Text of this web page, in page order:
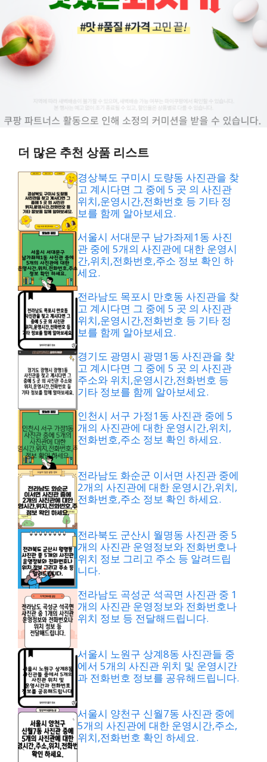
더 많은 추천 상품 리스트
경상북도 구미시 도량동 사진관을 찾
고 계시다면 그 중에 5 곳 의 사진관
위치,운영시간,전화번호 등 기타 정
보를 함께 알아보세요.
서울시 서대문구 남가좌제1동 사진
관 중에 5개의 사진관에 대한 운영시
간,위치,전화번호,주소 정보 확인 하
세요.
전라남도 목포시 만호동 사진관을 찾
고 계시다면 그 중에 5 곳 의 사진관
위치,운영시간,전화번호 등 기타 정
보를 함께 알아보세요.
경기도 광명시 광명1동 사진관을 찾
고 계시다면 그 중에 5 곳 의 사진관
주소와 위치,운영시간,전화번호 등
기타 정보를 함께 알아보세요.
인천시 서구 가정1동 사진관 중에 5
개의 사진관에 대한 운영시간,위치,
전화번호,주소 정보 확인 하세요.
전라남도 화순군 이서면 사진관 중에
2개의 사진관에 대한 운영시간,위치,
전화번호,주소 정보 확인 하세요.
전라북도 군산시 월명동 사진관 중 5
개의 사진관 운영정보와 전화번호나
위치 정보 그리고 주소 등 알려드립
니다.
전라남도 곡성군 석곡면 사진관 중 1
개의 사진관 운영정보와 전화번호나
위치 정보 등 전달해드립니다.
서울시 노원구 상계8동 사진관들 중
에서 5개의 사진관 위치 및 운영시간
과 전화번호 정보를 공유해드립니다.
서울시 양천구 신월7동 사진관 중에
5개의 사진관에 대한 운영시간,주소,
위치,전화번호 확인 하세요.